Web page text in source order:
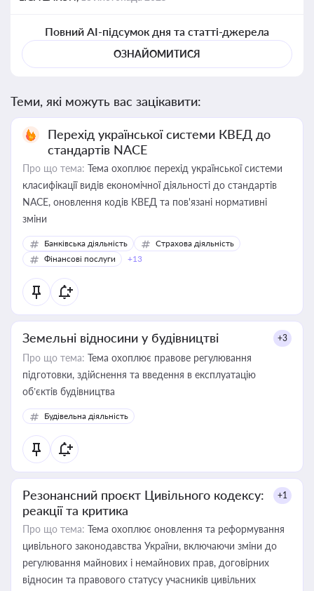
Повний AI-підсумок дня та статті-джерела
ОЗНАЙОМИТИСЯ
Теми, які можуть вас зацікавити:
Перехід української системи КВЕД до
стандартів NACE
Про що тема: Тема охоплює перехід української системи
класифікації видів економічної діяльності до стандартів
NACE, оновлення кодів КВЕД та пов'язані нормативні
зміни
Банківська діяльність
Страхова діяльність
Фінансові послуги
+13
Земельні відносини у будівництві +3
Про що тема: Тема охоплює правове регулювання
підготовки, здійснення та введення в експлуатацію
об’єктів будівництва
Будівельна діяльність
Резонансний проєкт Цивільного кодексу:
реакції та критика
+1
Про що тема: Тема охоплює оновлення та реформування
цивільного законодавства України, включаючи зміни до
регулювання майнових і немайнових прав, договірних
відносин та правового статусу учасників цивільних